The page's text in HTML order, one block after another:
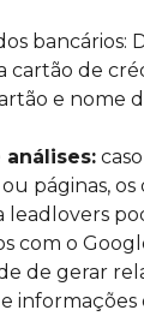
bancários:
cartão de
e nome
análises:
ou páginas, os
leadlovers
com o
de gerar
informações